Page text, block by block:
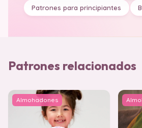
Patrones para principiantes
Patrones relacionados
Almohadones